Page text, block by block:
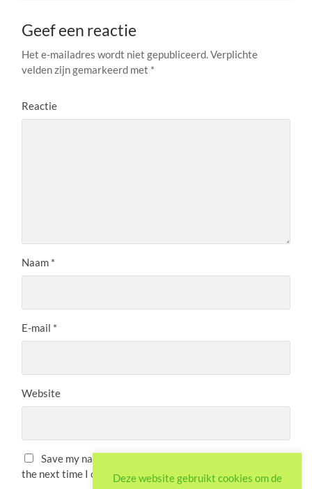
Geef een reactie
Het e-mailadres wordt niet gepubliceerd. Verplichte
velden zijn gemarkeerd met *
Reactie
Naam *
E-mail *
Website
Save my name, email, and website in this browser for
the next time I comment.Deze website gebruikt cookies om de